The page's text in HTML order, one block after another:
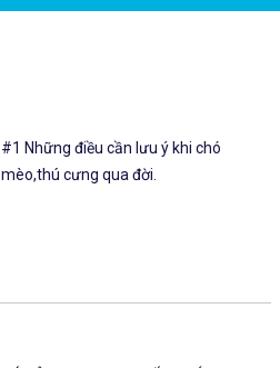
#1 Những điều cần lưu ý khi chó
mèo,thú cưng qua đời.